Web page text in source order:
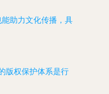
助力文化传播，具
版权保护体系是行